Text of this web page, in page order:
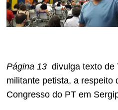
Página 13 divulga texto de
militante petista, a respeito
Congresso do PT em